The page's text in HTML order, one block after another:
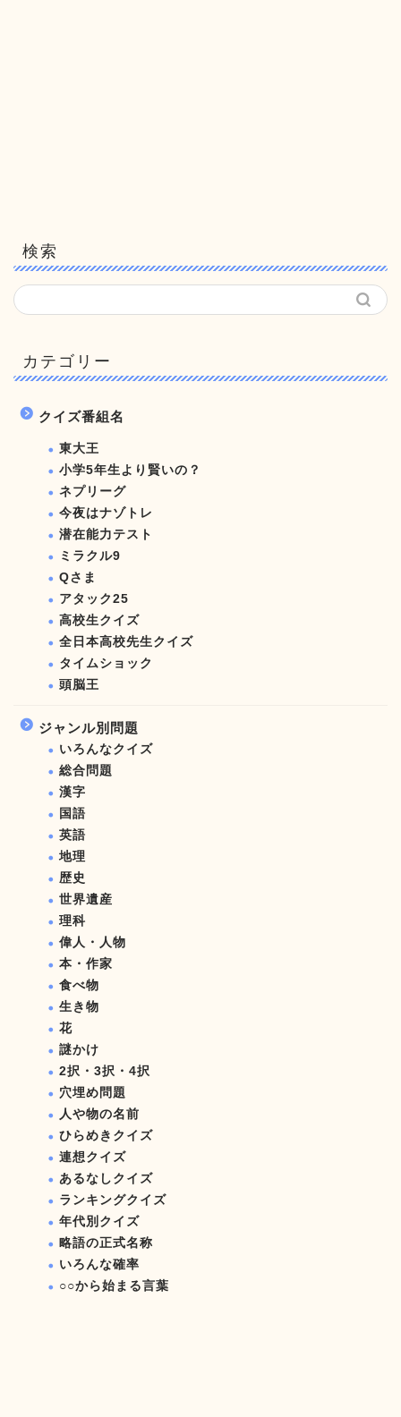
検索
カテゴリー
クイズ番組名
東大王
小学5年生より賢いの？
ネプリーグ
今夜はナゾトレ
潜在能力テスト
ミラクル9
Qさま
アタック25
高校生クイズ
全日本高校先生クイズ
タイムショック
頭脳王
ジャンル別問題
いろんなクイズ
総合問題
漢字
国語
英語
地理
歴史
世界遺産
理科
偉人・人物
本・作家
食べ物
生き物
花
謎かけ
2択・3択・4択
穴埋め問題
人や物の名前
ひらめきクイズ
連想クイズ
あるなしクイズ
ランキングクイズ
年代別クイズ
略語の正式名称
いろんな確率
○○から始まる言葉